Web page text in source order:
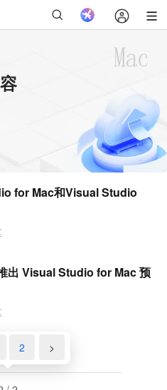
for Mac和Visual Studio
出 Visual Studio for Mac 预
2 >